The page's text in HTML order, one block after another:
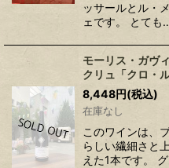
ッサールとル・
ェです。 とても
モーリス・ガヴ
クリュ「クロ
8,448円(税込)
在庫なし
このワインは、
らしい繊細さと
えた1本です。